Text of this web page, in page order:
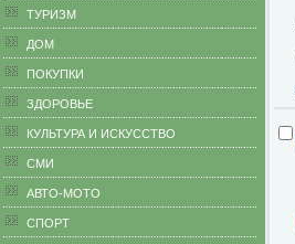
ТУРИЗМ
ДОМ
ПОКУПКИ
ЗДОРОВЬЕ
КУЛЬТУРА И ИСКУССТВО
СМИ
АВТО-МОТО
СПОРТ